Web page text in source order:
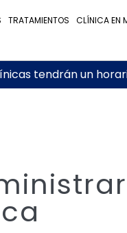
TRATAMIENTOS CLÍNICA EN
tendrán un